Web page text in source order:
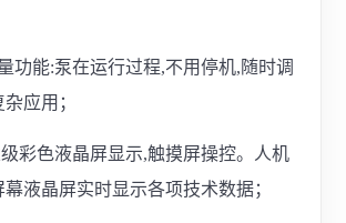
功能:泵在运行过程,不用停机,随时调
应用；
彩色液晶屏显示,触摸屏操控。人机
液晶屏实时显示各项技术数据；